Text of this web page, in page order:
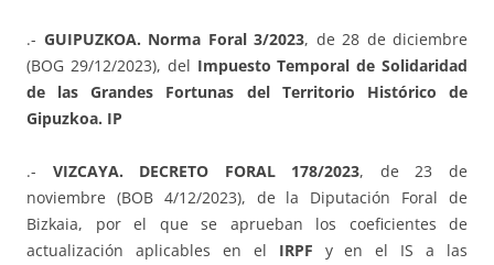
.- GUIPUZKOA. Norma Foral 3/2023, de 28 de diciembre
(BOG 29/12/2023), del Impuesto Temporal de Solidaridad
de las Grandes Fortunas del Territorio Histórico de
Gipuzkoa. IP
.- VIZCAYA. DECRETO FORAL 178/2023, de 23 de
noviembre (BOB 4/12/2023), de la Diputación Foral de
Bizkaia, por el que se aprueban los coeficientes de
actualización aplicables en el IRPF y en el IS a las